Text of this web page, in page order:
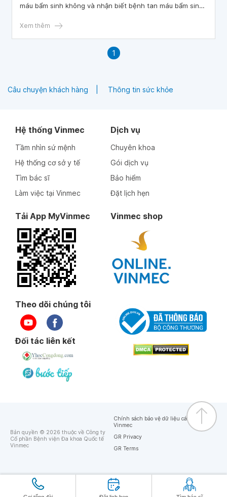
máu bẩm sinh không và nhận biết bệnh tan máu bẩm sinh
Xem thêm
1
Câu chuyện khách hàng Thông tin sức khỏe
Hệ thống Vinmec
Tầm nhìn sứ mệnh
Hệ thống cơ sở y tế
Tìm bác sĩ
Làm việc tại Vinmec
Dịch vụ
Chuyên khoa
Gói dịch vụ
Bảo hiểm
Đặt lịch hẹn
Tải App MyVinmec Vinmec shop
Theo dõi chúng tôi
Đối tác liên kết
Bản quyền © 2026 thuộc về Công ty
Cổ phần Bệnh viện Đa khoa Quốc tế
Vinmec
Chính sách bảo vệ dữ liệu cá nhân của
Vinmec
GR Privacy
GR Terms